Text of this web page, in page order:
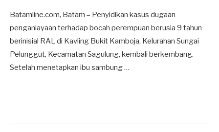
Batamline.com, Batam – Penyidikan kasus dugaan
penganiayaan terhadap bocah perempuan berusia 9 tahun
berinisial RAL di Kavling Bukit Kamboja, Kelurahan Sungai
Pelunggut, Kecamatan Sagulung, kembali berkembang.
Setelah menetapkan ibu sambung …